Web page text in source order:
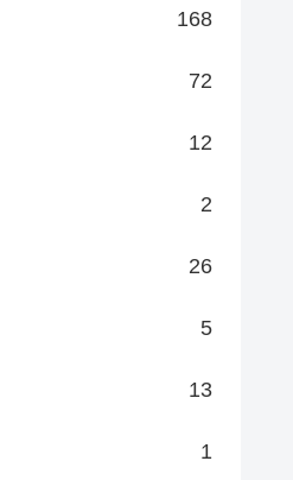
168
72
12
2
26
5
13
1